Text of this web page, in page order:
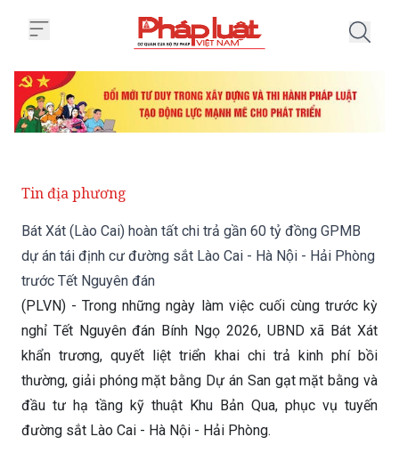
Tin địa phương
Bát Xát (Lào Cai) hoàn tất chi trả gần 60 tỷ đồng GPMB
dự án tái định cư đường sắt Lào Cai - Hà Nội - Hải Phòng
trước Tết Nguyên đán
(PLVN) - Trong những ngày làm việc cuối cùng trước kỳ
nghỉ Tết Nguyên đán Bính Ngọ 2026, UBND xã Bát Xát
khẩn trương, quyết liệt triển khai chi trả kinh phí bồi
thường, giải phóng mặt bằng Dự án San gạt mặt bằng và
đầu tư hạ tầng kỹ thuật Khu Bản Qua, phục vụ tuyến
đường sắt Lào Cai - Hà Nội - Hải Phòng.